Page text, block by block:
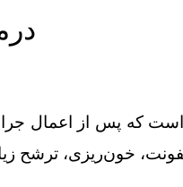
که پس از اعمال
خون‌ریزی،